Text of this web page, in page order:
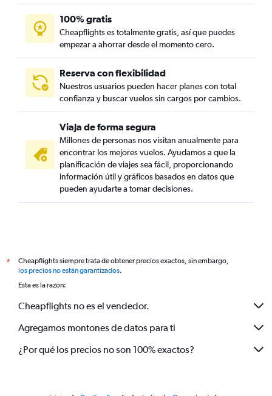
100% gratis
Cheapflights es totalmente gratis, así que puedes
empezar a ahorrar desde el momento cero.
Reserva con flexibilidad
Nuestros usuarios pueden hacer planes con total
confianza y buscar vuelos sin cargos por cambios.
Viaja de forma segura
Millones de personas nos visitan anualmente para
encontrar los mejores vuelos. Ayudamos a que la
planificación de viajes sea fácil, proporcionando
información útil y gráficos basados en datos que
pueden ayudarte a tomar decisiones.
*
Cheapflights siempre trata de obtener precios exactos, sin embargo,
los precios no están garantizados.
Esta es la razón:
Cheapflights no es el vendedor.
Agregamos montones de datos para ti
¿Por qué los precios no son 100% exactos?